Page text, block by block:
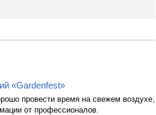
«Gardenfest»
провести время на свежем воздухе,
от профессионалов.